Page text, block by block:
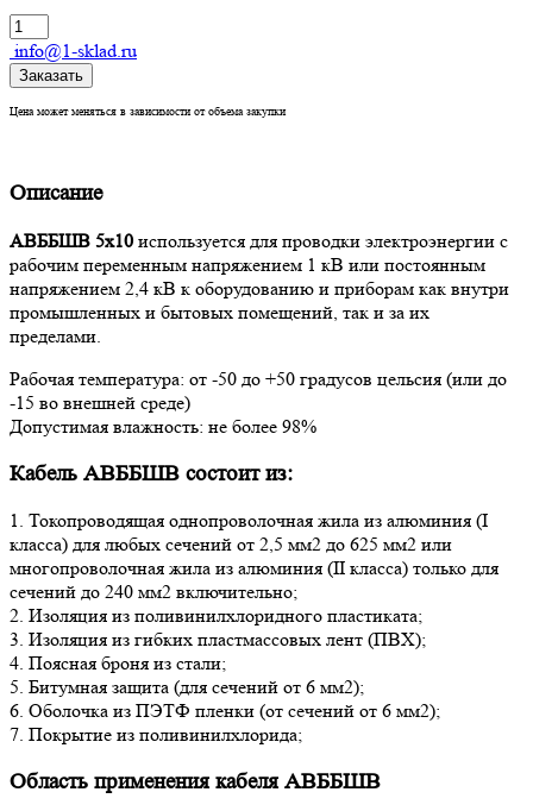
info@1-sklad.ru
Заказать
Цена может меняться в зависимости от объема закупки
Описание
АВББШВ 5х10 используется для проводки электроэнергии с
рабочим переменным напряжением 1 кВ или постоянным
напряжением 2,4 кВ к оборудованию и приборам как внутри
промышленных и бытовых помещений, так и за их
пределами.
Рабочая температура: от -50 до +50 градусов цельсия (или до
-15 во внешней среде)
Допустимая влажность: не более 98%
Кабель АВББШВ состоит из:
1. Токопроводящая однопроволочная жила из алюминия (I
класса) для любых сечений от 2,5 мм2 до 625 мм2 или
многопроволочная жила из алюминия (II класса) только для
сечений до 240 мм2 включительно;
2. Изоляция из поливинилхлоридного пластиката;
3. Изоляция из гибких пластмассовых лент (ПВХ);
4. Поясная броня из стали;
5. Битумная защита (для сечений от 6 мм2);
6. Оболочка из ПЭТФ пленки (от сечений от 6 мм2);
7. Покрытие из поливинилхлорида;
Область применения кабеля АВББШВ